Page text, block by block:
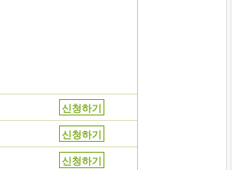
신청하기
신청하기
신청하기